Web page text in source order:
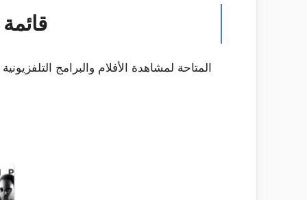
قائمة أفضل 10 تطبيقات أفلام